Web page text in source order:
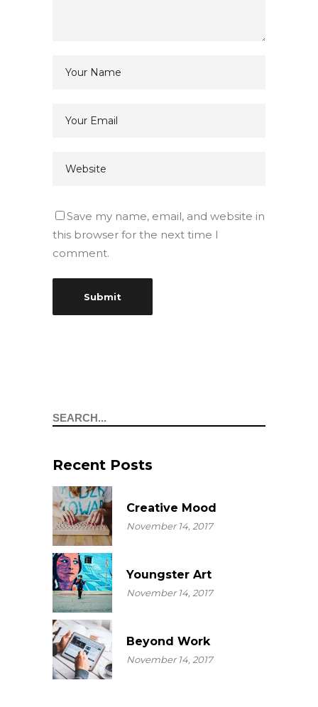
Save my name, email, and website in
this browser for the next time I
comment.
Search
Recent Posts
Creative Mood
November 14, 2017
Youngster Art
November 14, 2017
Beyond Work
November 14, 2017